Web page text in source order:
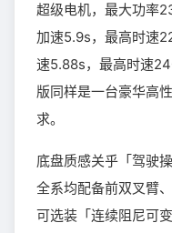
超级电机，最大功率
加速5.9s，最高时速
速5.88s，最高时速
版同样是一台豪华高
求。
底盘质感关乎「驾驶
全系均配备前双叉臂
可选装「连续阻尼可